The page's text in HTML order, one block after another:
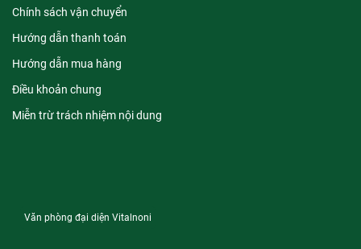
Chính sách vận chuyển
Hướng dẫn thanh toán
Hướng dẫn mua hàng
Điều khoản chung
Miễn trừ trách nhiệm nội dung
Văn phòng đại diện Vitalnoni